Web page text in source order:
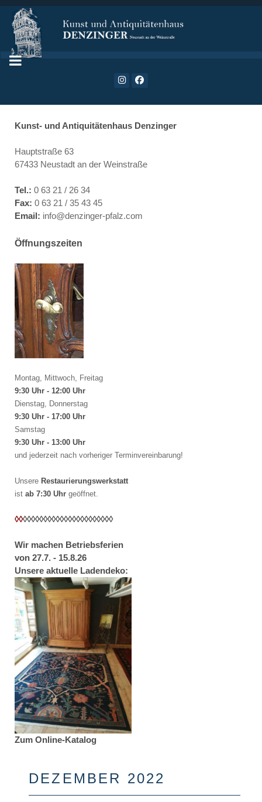
Kunst- und Antiquitätenhaus Denzinger
Hauptstraße 63
67433 Neustadt an der Weinstraße
Tel.: 0 63 21 / 26 34
Fax: 0 63 21 / 35 43 45
Email: info@denzinger-pfalz.com
Öffnungszeiten
Montag, Mittwoch, Freitag
9:30 Uhr - 12:00 Uhr
Dienstag, Donnerstag
9:30 Uhr - 17:00 Uhr
Samstag
9:30 Uhr - 13:00 Uhr
und jederzeit nach vorheriger Terminvereinbarung!
Unsere Restaurierungswerkstatt
ist ab 7:30 Uhr geöffnet.
◊◊◊◊◊◊◊◊◊◊◊◊◊◊◊◊◊◊◊◊◊◊◊◊
Wir machen Betriebsferien
von 27.7. - 15.8.26
Unsere aktuelle Ladendeko:
Zum Online-Katalog
DEZEMBER 2022